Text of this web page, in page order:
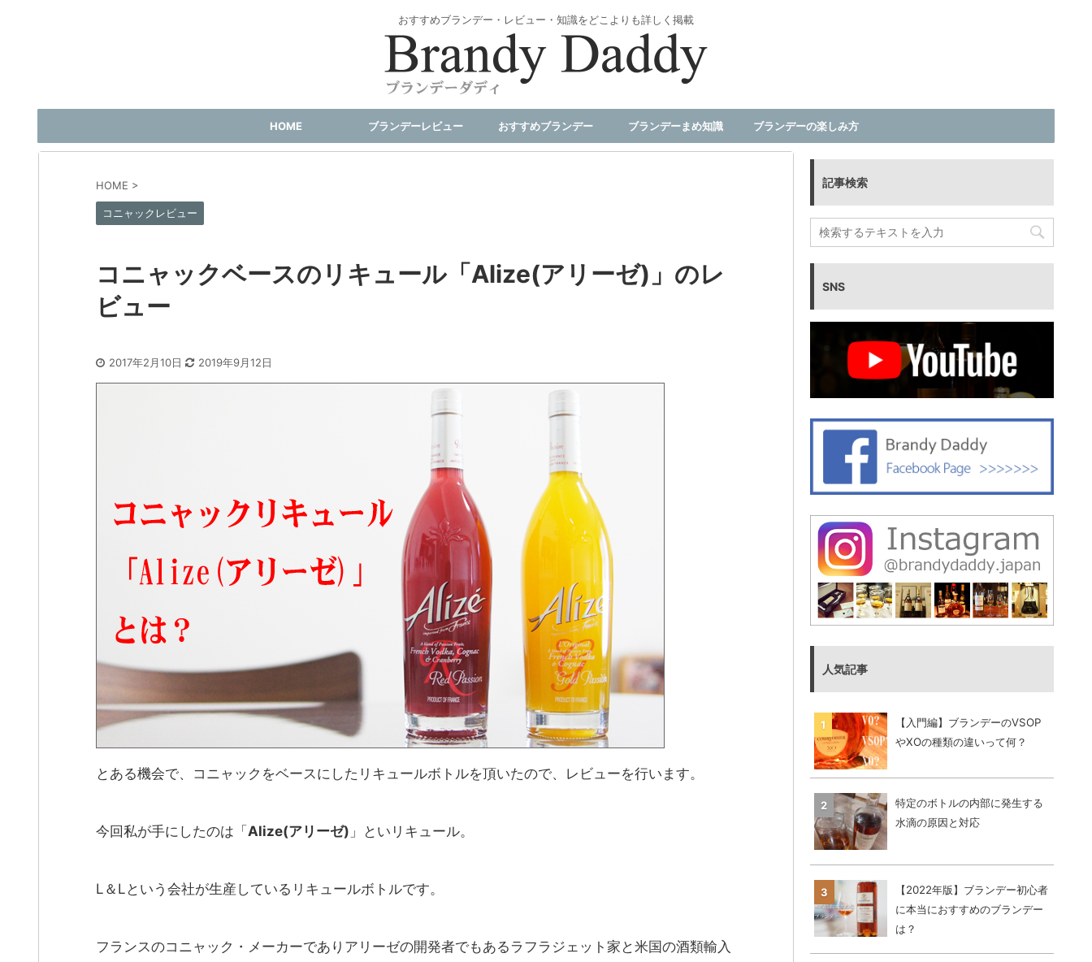
おすすめブランデー・レビュー・知識をどこよりも詳しく掲載
HOME ブランデーレビュー おすすめブランデー ブランデーまめ知識 ブランデーの楽しみ方
HOME >
コニャックレビュー
コニャックベースのリキュール「Alize(アリーゼ)」のレ
ビュー
2017年2月10日 2019年9月12日
とある機会で、コニャックをベースにしたリキュールボトルを頂いたので、レビューを行います。
今回私が手にしたのは「 Alize(アリーゼ) 」といリキュール。
L＆Lという会社が生産しているリキュールボトルです。
フランスのコニャック・メーカーでありアリーゼの開発者でもあるラフラジェット家と米国の酒類輸入
記事検索
SNS
人気記事
【入門編】ブランデーのVSOP
やXOの種類の違いって何？
特定のボトルの内部に発生する
水滴の原因と対応
【2022年版】ブランデー初心者
に本当におすすめのブランデー
は？